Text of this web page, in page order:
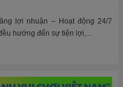
lợi nhuận – Hoạt động 24/7
hướng đến sự tiện lợi,...